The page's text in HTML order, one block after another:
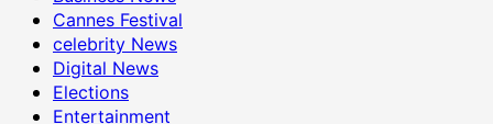
Cannes Festival
celebrity News
Digital News
Elections
Entertainment